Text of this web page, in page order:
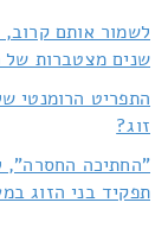
לשמור אותם
שנים מצטברות של
התפריט הרומנטי
זוג?
"החתיכה החסרה",
תפקיד בני הזוג